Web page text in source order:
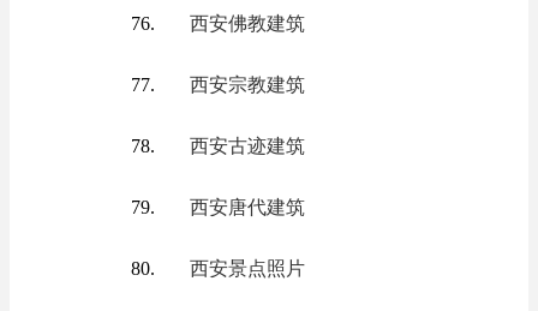
西安佛教建筑
西安宗教建筑
西安古迹建筑
西安唐代建筑
西安景点照片